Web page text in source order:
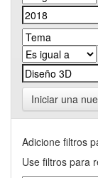
Iniciar una
Adicione filtros
Use filtros para